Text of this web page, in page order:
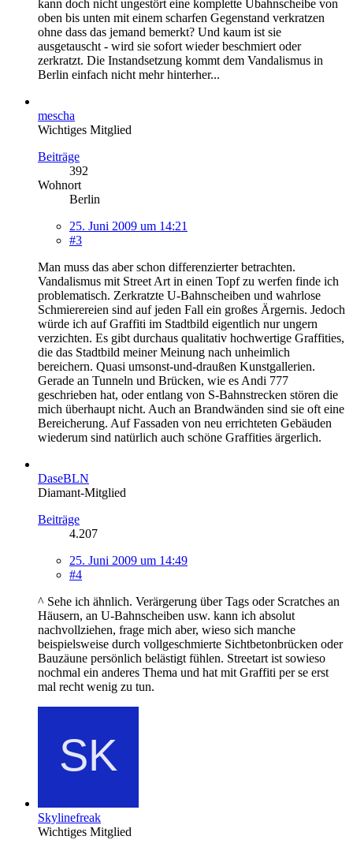
kann doch nicht ungestört eine komplette Ubahnscheibe von
oben bis unten mit einem scharfen Gegenstand verkratzen
ohne dass das jemand bemerkt? Und kaum ist sie
ausgetauscht - wird sie sofort wieder beschmiert oder
zerkratzt. Die Instandsetzung kommt dem Vandalismus in
Berlin einfach nicht mehr hinterher...
mescha
Wichtiges Mitglied
Beiträge
392
Wohnort
Berlin
25. Juni 2009 um 14:21
#3
Man muss das aber schon differenzierter betrachten.
Vandalismus mit Street Art in einen Topf zu werfen finde ich
problematisch. Zerkratzte U-Bahnscheiben und wahrlose
Schmierereien sind auf jeden Fall ein großes Ärgernis. Jedoch
würde ich auf Graffiti im Stadtbild eigentlich nur ungern
verzichten. Es gibt durchaus qualitativ hochwertige Graffities,
die das Stadtbild meiner Meinung nach unheimlich
bereichern. Quasi umsonst-und-draußen Kunstgallerien.
Gerade an Tunneln und Brücken, wie es Andi 777
geschrieben hat, oder entlang von S-Bahnstrecken stören die
mich überhaupt nicht. Auch an Brandwänden sind sie oft eine
Bereicherung. Auf Fassaden von neu errichteten Gebäuden
wiederum sind natürlich auch schöne Graffities ärgerlich.
DaseBLN
Diamant-Mitglied
Beiträge
4.207
25. Juni 2009 um 14:49
#4
^ Sehe ich ähnlich. Verärgerung über Tags oder Scratches an
Häusern, an U-Bahnscheiben usw. kann ich absolut
nachvollziehen, frage mich aber, wieso sich manche
beispielsweise durch vollgeschmierte Sichtbetonbrücken oder
Bauzäune persönlich belästigt fühlen. Streetart ist sowieso
nochmal ein anderes Thema und hat mit Graffiti per se erst
mal recht wenig zu tun.
Skylinefreak
Wichtiges Mitglied